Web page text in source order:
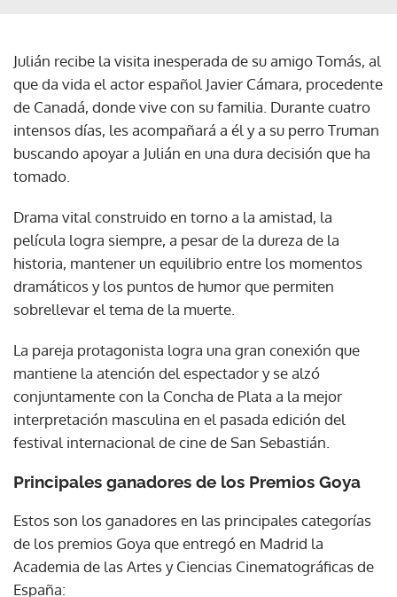
Julián recibe la visita inesperada de su amigo Tomás, al
que da vida el actor español Javier Cámara, procedente
de Canadá, donde vive con su familia. Durante cuatro
intensos días, les acompañará a él y a su perro Truman
buscando apoyar a Julián en una dura decisión que ha
tomado.
Drama vital construido en torno a la amistad, la
película logra siempre, a pesar de la dureza de la
historia, mantener un equilibrio entre los momentos
dramáticos y los puntos de humor que permiten
sobrellevar el tema de la muerte.
La pareja protagonista logra una gran conexión que
mantiene la atención del espectador y se alzó
conjuntamente con la Concha de Plata a la mejor
interpretación masculina en el pasada edición del
festival internacional de cine de San Sebastián.
Principales ganadores de los Premios Goya
Estos son los ganadores en las principales categorías
de los premios Goya que entregó en Madrid la
Academia de las Artes y Ciencias Cinematográficas de
España: